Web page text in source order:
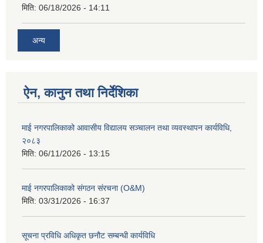
मिति: 06/18/2026 - 14:11
अन्य
ऐन, कानुन तथा निर्देशिका
माई नगरपालिकाको आवासीय विद्यालय सञ्चालन तथा व्यवस्थापन कार्यविधि,
२०८३
मिति: 06/11/2026 - 13:15
माई नगरपालिकाको संगठन संरचना (O&M)
मिति: 03/31/2026 - 16:37
सूचना प्रविधि अधिकृत छनौट सम्बन्धी कार्यविधि